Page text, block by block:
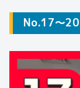
No.17～20